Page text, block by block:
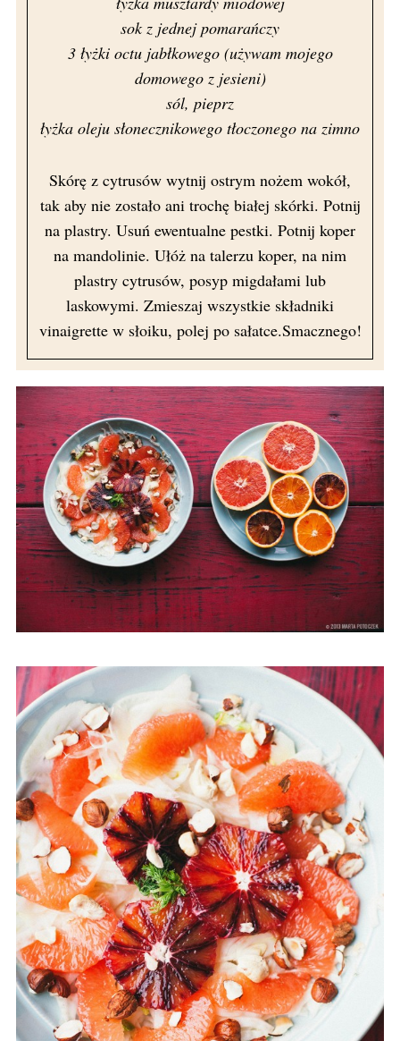
sok z jednej pomarańczy
3 łyżki octu jabłkowego (używam mojego
domowego z jesieni)
sól, pieprz
łyżka oleju słonecznikowego tłoczonego na zimno
Skórę z cytrusów wytnij ostrym nożem wokół,
tak aby nie zostało ani trochę białej skórki. Potnij
na plastry. Usuń ewentualne pestki. Potnij koper
na mandolinie. Ułóż na talerzu koper, na nim
plastry cytrusów, posyp migdałami lub
laskowymi. Zmieszaj wszystkie składniki
vinaigrette w słoiku, polej po sałatce.Smacznego!